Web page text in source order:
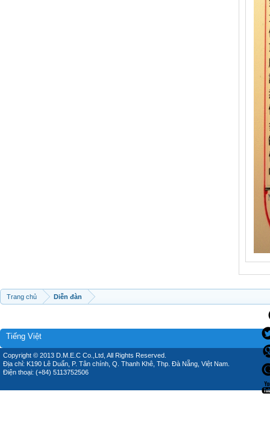
Trang chủ Diễn đàn
Tiếng Việt
Copyright © 2013 D.M.E.C Co.,Ltd, All Rights Reserved.
Địa chỉ: K190 Lê Duẩn, P. Tân chính, Q. Thanh Khê, Thp. Đà Nẵng, Việt Nam.
Điện thoại: (+84) 5113752506